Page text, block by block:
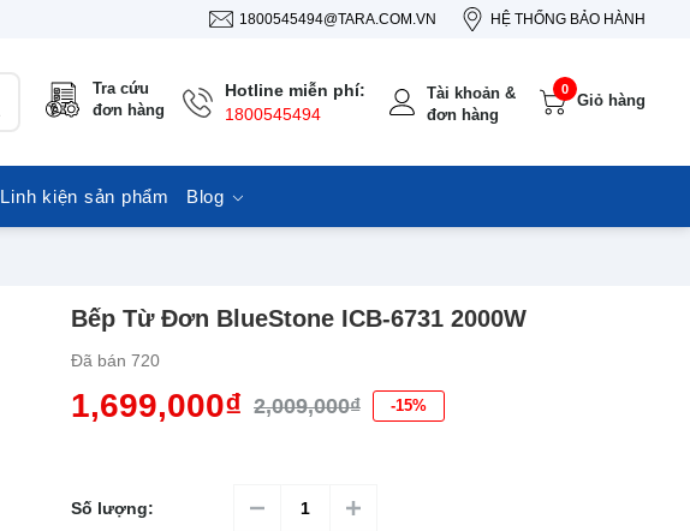
1800545494@TARA.COM.VN HỆ THỐNG BẢO HÀNH
Tra cứu
đơn hàng
Hotline miễn phí:
1800545494
Tài khoản &
đơn hàng
0
Giỏ hàng
Linh kiện sản phẩm Blog
Bếp Từ Đơn BlueStone ICB-6731 2000W
Đã bán 720
1,699,000₫ 2,009,000₫ -15%
Số lượng: